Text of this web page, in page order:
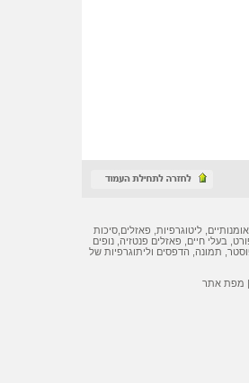
,ליטוגרפיות פאזלים ,סיכות
בעלי חיים, פאזלים פנטזיה, נופים
תמונה, הדפסים וליתוגרפיות של
| מפת אתר